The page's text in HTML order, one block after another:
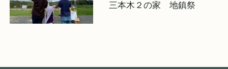
三本木２の家 地鎮祭